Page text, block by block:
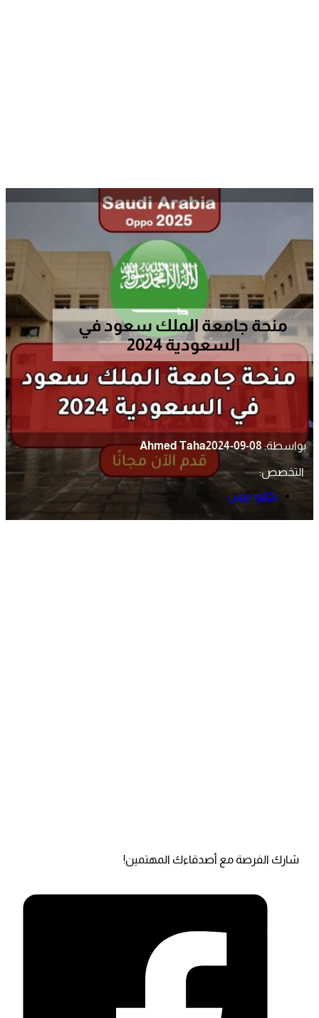
منحة جامعة الملك سعود في
السعودية 2024
بواسطة: Ahmed Taha2024-09-08
التخصص:
بكالوريوس
شارك الفرصة مع أصدقاءك المهتمين!